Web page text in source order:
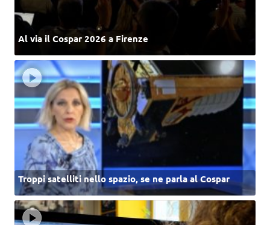
Al via il Cospar 2026 a Firenze
Troppi satelliti nello spazio, se ne parla al Cospar